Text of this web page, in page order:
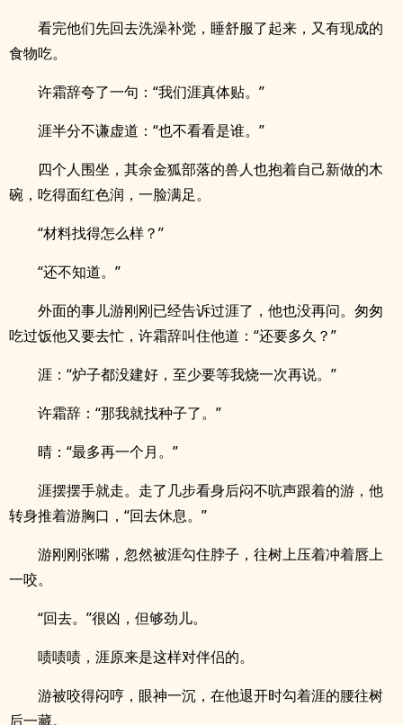
看完他们先回去洗澡补觉，睡舒服了起来，又有现成的
食物吃。
许霜辞夸了一句：“我们涯真体贴。”
涯半分不谦虚道：“也不看看是谁。”
四个人围坐，其余金狐部落的兽人也抱着自己新做的木
碗，吃得面红色润，一脸满足。
“材料找得怎么样？”
“还不知道。”
外面的事儿游刚刚已经告诉过涯了，他也没再问。匆匆
吃过饭他又要去忙，许霜辞叫住他道：“还要多久？”
涯：“炉子都没建好，至少要等我烧一次再说。”
许霜辞：“那我就找种子了。”
晴：“最多再一个月。”
涯摆摆手就走。走了几步看身后闷不吭声跟着的游，他
转身推着游胸口，“回去休息。”
游刚刚张嘴，忽然被涯勾住脖子，往树上压着冲着唇上
一咬。
“回去。”很凶，但够劲儿。
啧啧啧，涯原来是这样对伴侣的。
游被咬得闷哼，眼神一沉，在他退开时勾着涯的腰往树
后一藏。